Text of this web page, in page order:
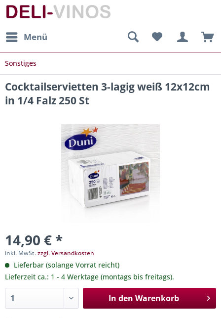
Menü
Sonstiges
Cocktailservietten 3-lagig weiß 12x12cm
in 1/4 Falz 250 St
14,90 € *
inkl. MwSt.zzgl. Versandkosten
Lieferbar (solange Vorrat reicht)
Lieferzeit ca.: 1 - 4 Werktage (montags bis freitags).
In den Warenkorb